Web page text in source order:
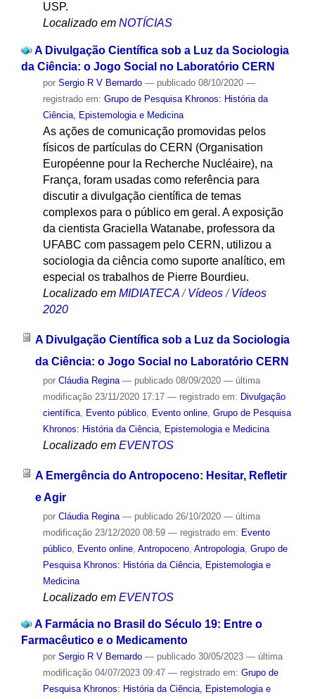
USP.
Localizado em NOTÍCIAS
A Divulgação Científica sob a Luz da Sociologia
da Ciência: o Jogo Social no Laboratório CERN
por Sergio R V Bernardo — publicado08/10/2020 —
registrado em: Grupo de Pesquisa Khronos: História da
Ciência, Epistemologia e Medicina
As ações de comunicação promovidas pelos
físicos de partículas do CERN (Organisation
Européenne pour la Recherche Nucléaire), na
França, foram usadas como referência para
discutir a divulgação científica de temas
complexos para o público em geral. A exposição
da cientista Graciella Watanabe, professora da
UFABC com passagem pelo CERN, utilizou a
sociologia da ciência como suporte analítico, em
especial os trabalhos de Pierre Bourdieu.
Localizado em MIDIATECA /Vídeos /Vídeos
2020
A Divulgação Científica sob a Luz da Sociologia
da Ciência: o Jogo Social no Laboratório CERN
por Cláudia Regina — publicado08/09/2020 — última
modificação23/11/2020 17:17 — registrado em: Divulgação
científica, Evento público, Evento online, Grupo de Pesquisa
Khronos: História da Ciência, Epistemologia e Medicina
Localizado em EVENTOS
A Emergência do Antropoceno: Hesitar, Refletir
e Agir
por Cláudia Regina — publicado26/10/2020 — última
modificação23/12/2020 08:59 — registrado em: Evento
público, Evento online, Antropoceno, Antropologia, Grupo de
Pesquisa Khronos: História da Ciência, Epistemologia e
Medicina
Localizado em EVENTOS
A Farmácia no Brasil do Século 19: Entre o
Farmacêutico e o Medicamento
por Sergio R V Bernardo — publicado30/05/2023 — última
modificação04/07/2023 09:47 — registrado em: Grupo de
Pesquisa Khronos: História da Ciência, Epistemologia e